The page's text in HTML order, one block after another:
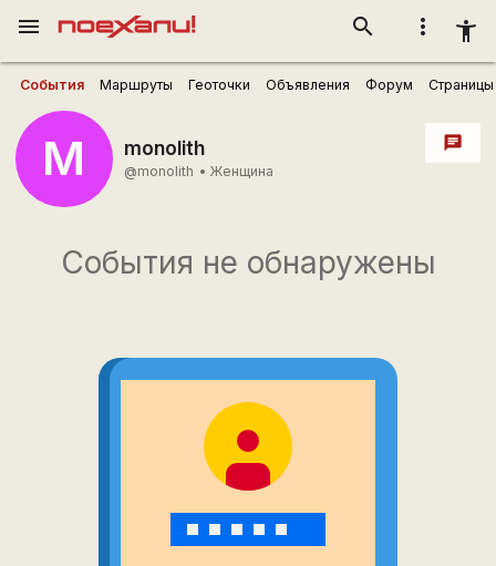
more_vert accessibility_new
search
menu
События Маршруты Геоточки Объявления Форум Страницы
M monolith
@monolith • Женщина
chat
События не обнаружены